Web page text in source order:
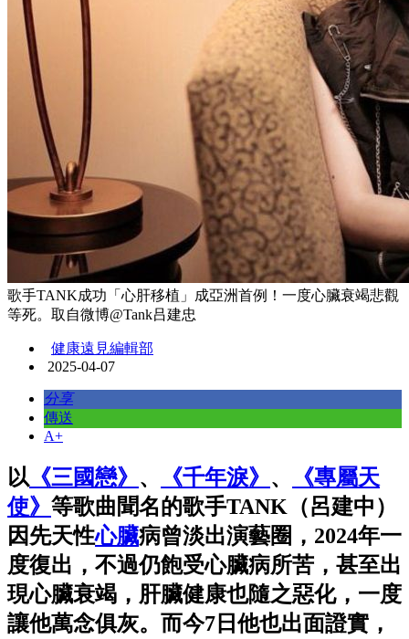
歌手TANK成功「心肝移植」成亞洲首例！一度心臟衰竭悲觀
等死。取自微博@Tank吕建忠
健康遠見編輯部
2025-04-07
分享
傳送
A+
以 《三國戀》 、 《千年淚》 、
《專屬天
使》 等歌曲聞名的歌手TANK（呂建中）
因先天性心臟病曾淡出演藝圈，2024年一
度復出，不過仍飽受心臟病所苦，甚至出
現心臟衰竭，肝臟健康也隨之惡化，一度
讓他萬念俱灰。而今7日他也出面證實，